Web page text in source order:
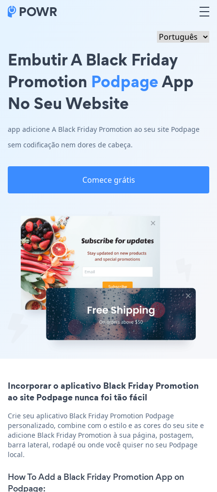
Embutir A Black Friday
Promotion PodpageApp
No Seu Website
app adicione A Black Friday Promotion ao seu site Podpage
sem codificação nem dores de cabeça.
Comece grátis
Incorporar o aplicativo Black Friday Promotion
ao site Podpage nunca foi tão fácil
Crie seu aplicativo Black Friday Promotion Podpage
personalizado, combine com o estilo e as cores do seu site e
adicione Black Friday Promotion à sua página, postagem,
barra lateral, rodapé ou onde você quiser no seu Podpage
local.
How To Add a Black Friday Promotion App on
Podpage: